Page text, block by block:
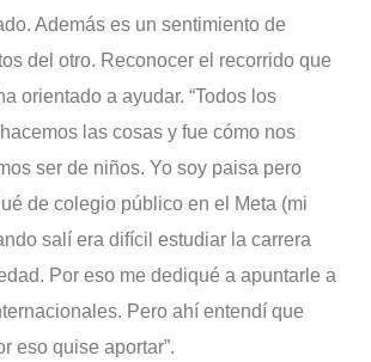
Además es un sentimiento de
del otro. Reconocer el recorrido que
orientado a ayudar. “Todos los
las cosas y fue cómo nos
ser de niños. Yo soy paisa pero
de colegio público en el Meta (mi
salí era difícil estudiar la carrera
Por eso me dediqué a apuntarle a
Pero ahí entendí que
eso quise aportar”.